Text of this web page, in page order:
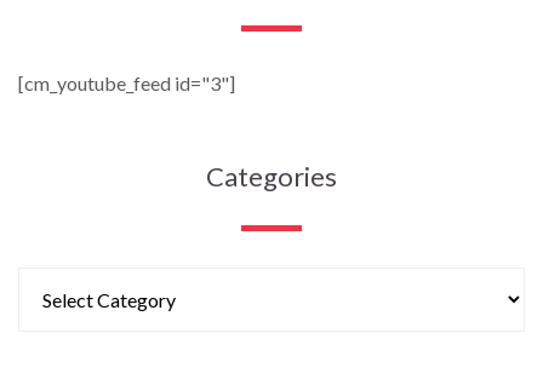
[cm_youtube_feed id="3"]
Categories